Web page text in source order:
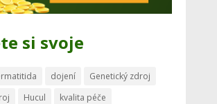
si svoje
dojení
Genetický zdroj
Hucul
kvalita péče